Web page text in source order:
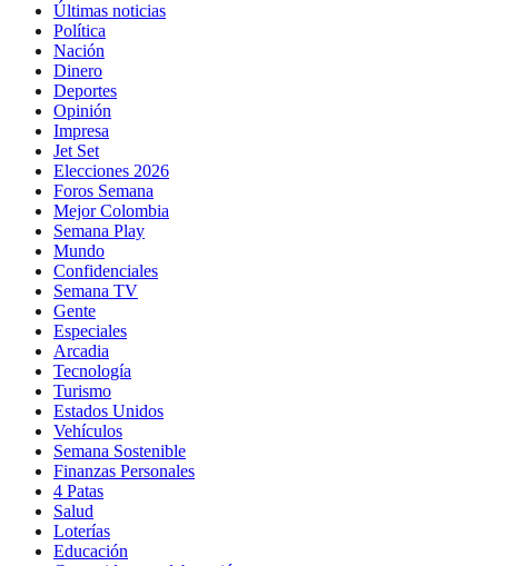
Últimas noticias
Política
Nación
Dinero
Deportes
Opinión
Impresa
Jet Set
Elecciones 2026
Foros Semana
Mejor Colombia
Semana Play
Mundo
Confidenciales
Semana TV
Gente
Especiales
Arcadia
Tecnología
Turismo
Estados Unidos
Vehículos
Semana Sostenible
Finanzas Personales
4 Patas
Salud
Loterías
Educación